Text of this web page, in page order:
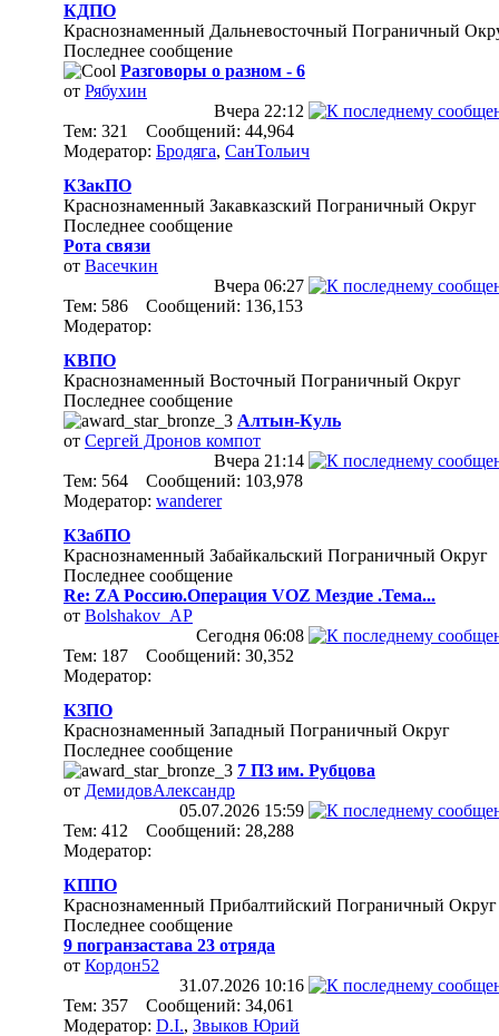
КДПО
Краснознаменный Дальневосточный Пограничный
Последнее сообщение
Разговоры о разном - 6
от Рябухин
Вчера 22:12
Тем: 321 Сообщений: 44,964
Модератор: Бродяга, СанТольич
КЗакПО
Краснознаменный Закавказский Пограничный Округ
Последнее сообщение
Рота связи
от Васечкин
Вчера 06:27
Тем: 586 Сообщений: 136,153
Модератор:
КВПО
Краснознаменный Восточный Пограничный Округ
Последнее сообщение
Алтын-Куль
от Сергей Дронов компот
Вчера 21:14
Тем: 564 Сообщений: 103,978
Модератор: wanderer
КЗабПО
Краснознаменный Забайкальский Пограничный Округ
Последнее сообщение
Re: ZA Россию.Операция VOZ Мездие .Тема...
от Bolshakov_AP
Сегодня 06:08
Тем: 187 Сообщений: 30,352
Модератор:
КЗПО
Краснознаменный Западный Пограничный Округ
Последнее сообщение
7 ПЗ им. Рубцова
от ДемидовАлександр
05.07.2026 15:59
Тем: 412 Сообщений: 28,288
Модератор:
КППО
Краснознаменный Прибалтийский Пограничный Округ
Последнее сообщение
9 погранзастава 23 отряда
от Кордон52
31.07.2026 10:16
Тем: 357 Сообщений: 34,061
Модератор: D.I., Звыков Юрий